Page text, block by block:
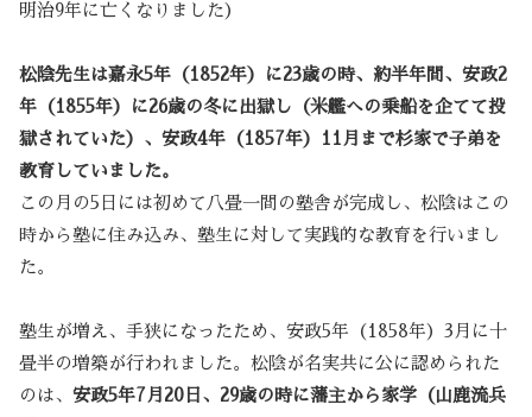
明治9年に亡くなりました）
松陰先生は嘉永5年（1852年）に23歳の時、約半年間、安政2
年（1855年）に26歳の冬に出獄し（米艦への乗船を企てて投
獄されていた）、安政4年（1857年）11月まで杉家で子弟を
教育していました。
この月の5日には初めて八畳一間の塾舎が完成し、松陰はこの
時から塾に住み込み、塾生に対して実践的な教育を行いまし
た。
塾生が増え、手狭になったため、安政5年（1858年）3月に十
畳半の増築が行われました。松陰が名実共に公に認められた
のは、 安政5年7月20日、29歳の時に藩主から家学（山鹿流兵